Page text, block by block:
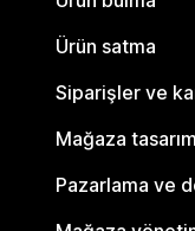
Ürün satma
Siparişler ve
Mağaza
Pazarlama ve